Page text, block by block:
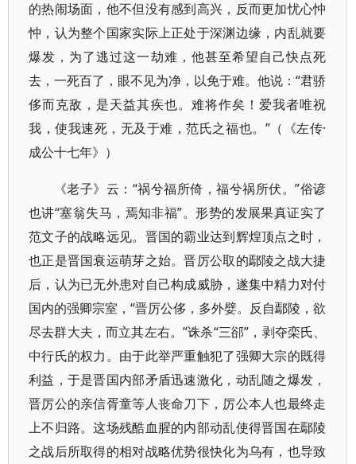
的热闹场面，他不但没有感到高兴，反而更加忧心忡
忡，认为整个国家实际上正处于深渊边缘，内乱就要
爆发，为了逃过这一劫难，他甚至希望自己快点死
去，一死百了，眼不见为净，以免于难。他说：“君骄
侈而克敌，是天益其疾也。难将作矣！爱我者唯祝
我，使我速死，无及于难，范氏之福也。”（《左传·
成公十七年》）
《老子》云：“祸兮福所倚，福兮祸所伏。”俗谚
也讲“塞翁失马，焉知非福”。形势的发展果真证实了
范文子的战略远见。晋国的霸业达到辉煌顶点之时，
也正是晋国衰运萌芽之始。晋厉公取的鄢陵之战大捷
后，认为已无外患对自己构成威胁，遂集中精力对付
国内的强卿宗室，“晋厉公侈，多外嬖。反自鄢陵，欲
尽去群大夫，而立其左右。”诛杀“三郤”，剥夺栾氏、
中行氏的权力。由于此举严重触犯了强卿大宗的既得
利益，于是晋国内部矛盾迅速激化，动乱随之爆发，
晋厉公的亲信胥童等人丧命刀下，厉公本人也最终走
上不归路。这场残酷血腥的内部动乱使得晋国在鄢陵
之战后所取得的相对战略优势很快化为乌有，也导致